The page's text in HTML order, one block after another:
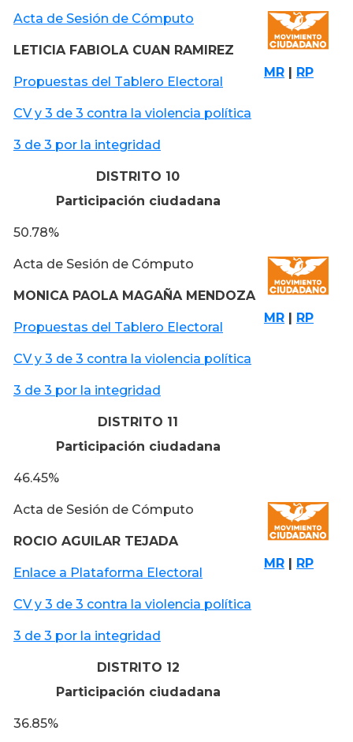
Acta de Sesión de Cómputo
LETICIA FABIOLA CUAN RAMIREZ
Propuestas del Tablero Electoral
CV y 3 de 3 contra la violencia política
3 de 3 por la integridad
MR | RP
DISTRITO 10
Participación ciudadana
50.78%
Acta de Sesión de Cómputo
MONICA PAOLA MAGAÑA MENDOZA
Propuestas del Tablero Electoral
CV y 3 de 3 contra la violencia política
3 de 3 por la integridad
MR | RP
DISTRITO 11
Participación ciudadana
46.45%
Acta de Sesión de Cómputo
ROCIO AGUILAR TEJADA
Enlace a Plataforma Electoral
CV y 3 de 3 contra la violencia política
3 de 3 por la integridad
MR | RP
DISTRITO 12
Participación ciudadana
36.85%